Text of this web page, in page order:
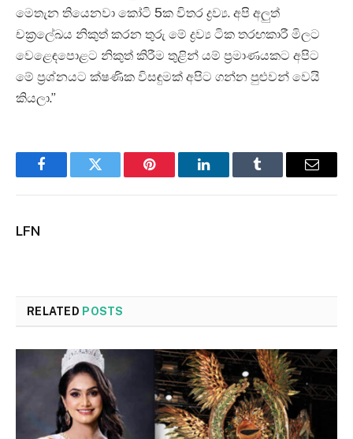
මෙතැන තියෙනවා කෝටි 5ක විතර ද්‍රව්‍ය. අපි අලුත්
චක්‍රලේඛය නිකුත් කරන තුරු මේ ද්‍රව්‍ය ටික තරඟකාරී මිලට
වෙළෙඳපොළට නිකුත් කිරීම තුළින් යම් ප්‍රමාණයකට අපිට
මේ ප්‍රශ්නයට ක්ෂණික විසඳුමක් අපිට ගන්න පුළුවන් වෙයි
කියලා.”
FacebookTwitter Pinterest LinkedInTumblr Email
LFN
RELATED POSTS